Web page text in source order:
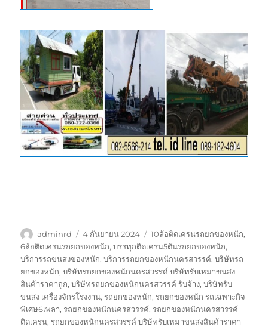
ผู้
เขียน
adminrd
เขียน
เมื่อ
4 กันยายน 2024
ป้าย
กำกับ
10ล้อติดเครนรถยกของหนัก,
6ล้อติดเครนรถยกของหนัก,บรรทุกติดเครน5ตันรถยกของหนัก,
บริการรถขนสงของหนัก,บริการรถยกของหนักนครสวรรค์,บริษัทรถ
ยกของหนัก,บริษัทรถยกของหนักนครสวรรค์ บริษัทรับเหมาขนส่ง
สินค้าราคาถูก,บริษัทรถยกของหนักนครสวรรค์ รับจ้าง,บริษัทรับ
ขนส่ง เครื่องจักรโรงงาน,รถยกของหนัก,รถยกของหนัก รถเฉพาะกิจ
พิเศษ6เพลา,รถยกของหนักนครสวรรค์,รถยกของหนักนครสวรรค์
ติดเครน,รถยกของหนักนครสวรรค์ บริษัทรับเหมาขนส่งสินค้าราคา